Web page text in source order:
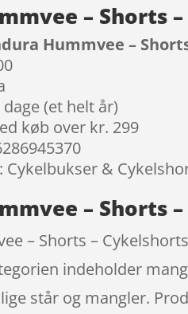
– Shorts
Hummvee –
(et helt år)
køb over kr. 299
Cykelbukser &
– Shorts
– Shorts –
indeholder
står og mangler.